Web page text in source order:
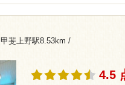
甲斐上野駅8.53km /
4.5